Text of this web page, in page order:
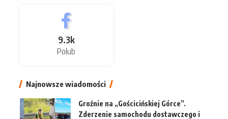
9.3k
Polub
Najnowsze wiadomości
Groźnie na „Gościcińskiej Górce”.
Zderzenie samochodu dostawczego i